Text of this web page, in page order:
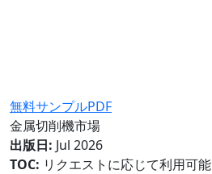
無料サンプルPDF
金属切削機市場
出版日: Jul 2026
TOC: リクエストに応じて利用可能